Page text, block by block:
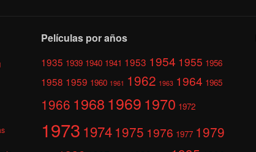
Películas por años
1935 1939 1940 1941 1953 1954 1955 1956
1958 1959 1960 1961 1962 1963 1964 1965
1966 1968 1969 1970 1972
1973 1974 1975 1976 1977 1979